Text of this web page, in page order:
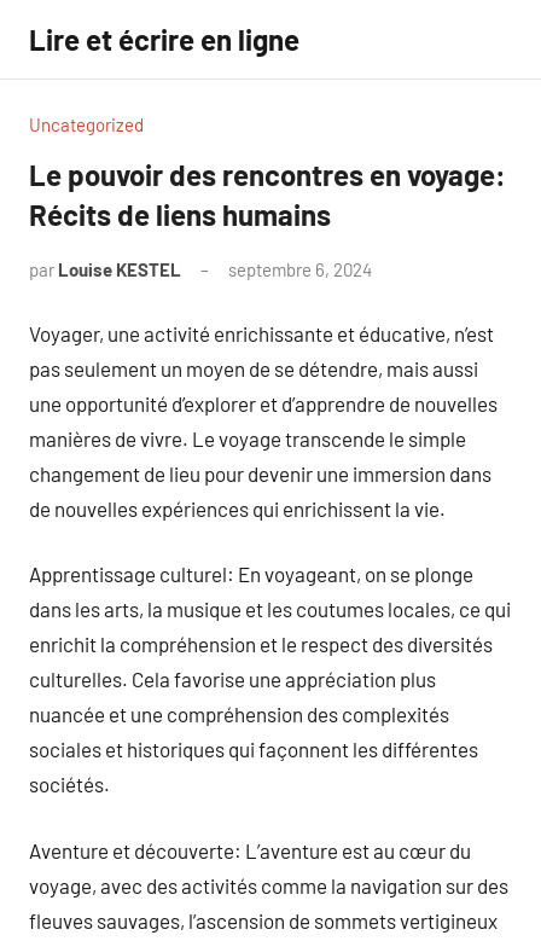
contenu
Lire et écrire en ligne
Uncategorized
Le pouvoir des rencontres en voyage:
Récits de liens humains
par Louise KESTEL septembre 6, 2024
Voyager, une activité enrichissante et éducative, n’est
pas seulement un moyen de se détendre, mais aussi
une opportunité d’explorer et d’apprendre de nouvelles
manières de vivre. Le voyage transcende le simple
changement de lieu pour devenir une immersion dans
de nouvelles expériences qui enrichissent la vie.
Apprentissage culturel: En voyageant, on se plonge
dans les arts, la musique et les coutumes locales, ce qui
enrichit la compréhension et le respect des diversités
culturelles. Cela favorise une appréciation plus
nuancée et une compréhension des complexités
sociales et historiques qui façonnent les différentes
sociétés.
Aventure et découverte: L’aventure est au cœur du
voyage, avec des activités comme la navigation sur des
fleuves sauvages, l’ascension de sommets vertigineux